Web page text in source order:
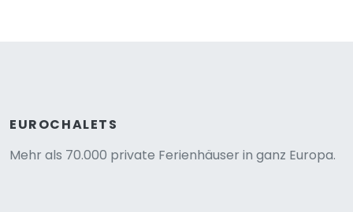
EUROCHALETS
Mehr als 70.000 private Ferienhäuser in ganz Europa.